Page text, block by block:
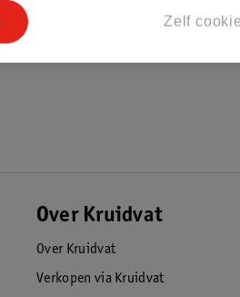
Over Kruidvat
Over Kruidvat
Verkopen via Kruidvat
Zelf